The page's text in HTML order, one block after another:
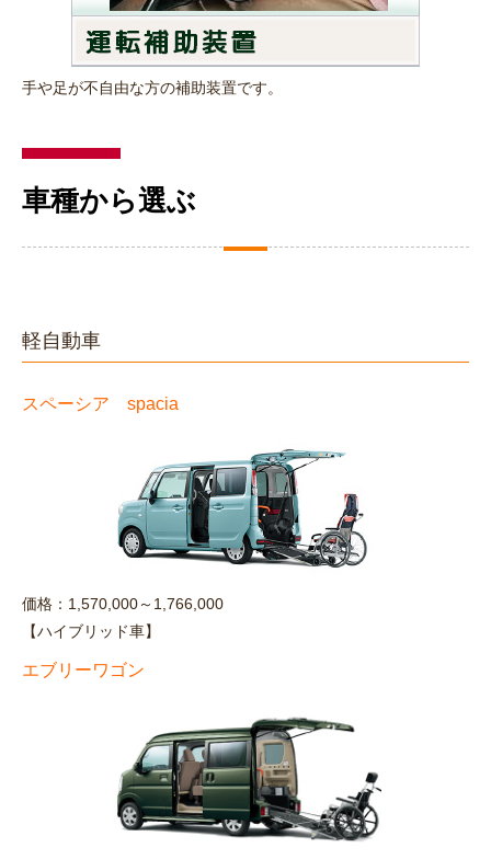
手や足が不自由な方の補助装置です。
車種から選ぶ
軽自動車
スペーシア spacia
価格：1,570,000～1,766,000
【ハイブリッド車】
エブリーワゴン